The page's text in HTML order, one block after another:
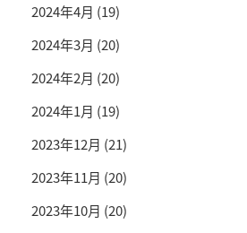
2024年4月 (19)
2024年3月 (20)
2024年2月 (20)
2024年1月 (19)
2023年12月 (21)
2023年11月 (20)
2023年10月 (20)